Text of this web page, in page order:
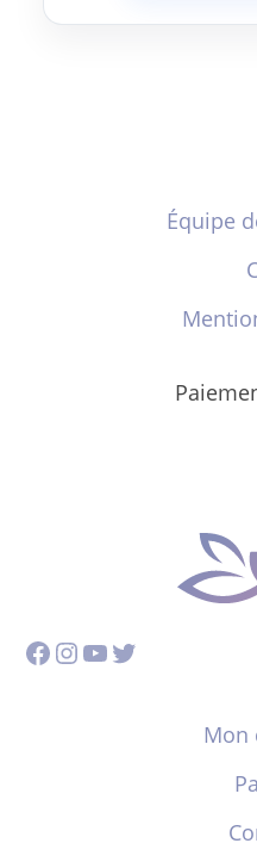
Équipe
Facebook
Instagram
YouTube
Twitter
Mon